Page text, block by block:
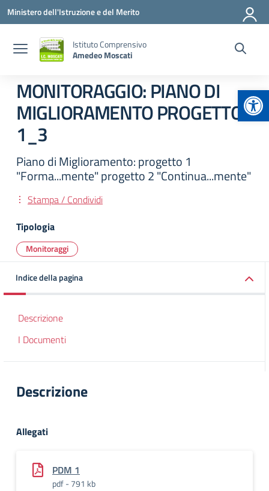
Vai ai contenuti
Vai al menu di navigazione
Vai al footer
Ministero dell'Istruzione e del Merito
Istituto Comprensivo
Amedeo Moscati
MONITORAGGIO: PIANO DI
MIGLIORAMENTO PROGETTO
1_3
Piano di Miglioramento: progetto 1
"Forma...mente" progetto 2 "Continua...mente"
Stampa / Condividi
Tipologia
Monitoraggi
Indice della pagina
Descrizione
I Documenti
Descrizione
Allegati
PDM 1
pdf - 791 kb